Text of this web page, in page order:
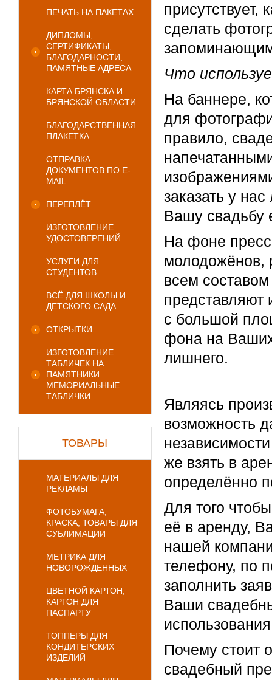
ПЕЧАТЬ НА ПАКЕТАХ
ДИПЛОМЫ,
СЕРТИФИКАТЫ,
БЛАГОДАРНОСТИ,
ПАМЯТНЫЕ АДРЕСА
КАРТА БРЯНСКА И
БРЯНСКОЙ ОБЛАСТИ
БЛАГОДАРСТВЕННАЯ
ПЛАКЕТКА
ОТПРАВКА
ДОКУМЕНТОВ ПО E-
MAIL
ПЕРЕПЛЁТ
ИЗГОТОВЛЕНИЕ
УДОСТОВЕРЕНИЙ
УСЛУГИ ДЛЯ
СТУДЕНТОВ
ВСЁ ДЛЯ ШКОЛЫ И
ДЕТСКОГО САДА
ОТКРЫТКИ
ИЗГОТОВЛЕНИЕ
ТАБЛИЧЕК НА
ПАМЯТНИКИ
МЕМОРИАЛЬНЫЕ
ТАБЛИЧКИ
ТОВАРЫ
МАТЕРИАЛЫ ДЛЯ
РЕКЛАМЫ
ФОТОБУМАГА,
КРАСКА, ТОВАРЫ ДЛЯ
СУБЛИМАЦИИ
МЕТРИКА ДЛЯ
НОВОРОЖДЕННЫХ
ЦВЕТНОЙ КАРТОН,
КАРТОН ДЛЯ
ПАСПАРТУ
ТОППЕРЫ ДЛЯ
КОНДИТЕРСКИХ
ИЗДЕЛИЙ
сделать
Что
На баннере,
для
правило,
заказать у
Вашу свадьбу
На фоне
молодожёнов,
всем
представляют
с большой
фона на
лишнего.
Являясь
возможность
же взять в
определённо
Для того
её в аренду,
нашей
телефону, по
заполнить
Ваши
Почему стоит
свадебный